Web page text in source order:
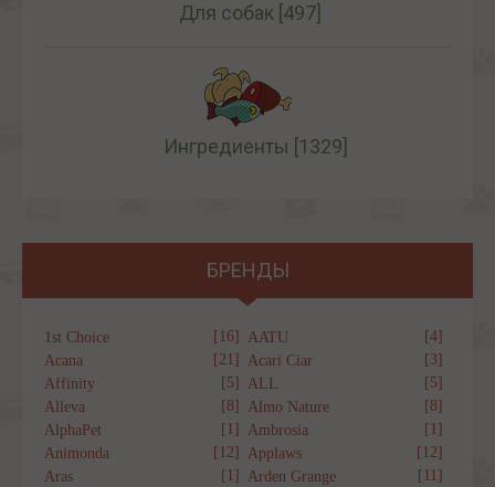
Для собак [497]
Ингредиенты [1329]
БРЕНДЫ
1st Choice [16] AATU
[4]
Acana
[21] Acari Ciar
[3]
Affinity
[5] ALL
[5]
Alleva
[8] Almo Nature
[8]
AlphaPet
[1] Ambrosia
[1]
Animonda
[12] Applaws
[12]
Aras
[1] Arden Grange
[11]